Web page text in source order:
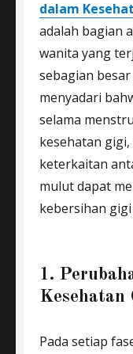
dalam
adalah bagian
wanita yang
sebagian
menyadari
selama
kesehatan
keterkaitan
mulut dapat
kebersihan
1.
Kesehatan
Pada setiap